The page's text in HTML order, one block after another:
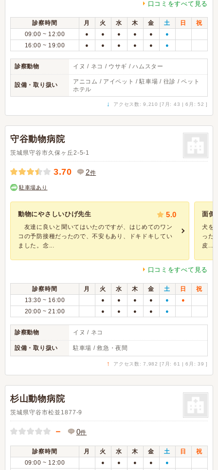
口コミをすべて見る
診察時間 月 火 水 木 金 土 日
祝
09:00 ~ 12:00
● ● ● ● ● ●
16:00 ~ 19:00 ● ● ● ● ● ●
診察動物 イヌ / ネコ / ウサギ / ハムスター
設備・取り扱い
アニコム / アイペット / 駐車場 / 往診 / ペット
ホテル
↓ アクセス数: 9,210 [7月: 43 | 6月: 52 ]
守谷動物病院
茨城県守谷市久保ヶ丘2-5-1
3.70 2件
駐車場あり
動物にやさしいひげ先生 5.0
友達に良いと聞いてはいたのですが、はじめてのワン
コの予防接種だったので、不安もあり、ドキドキしてい
ました。念...
面倒
犬を
った
皮...
口コミをすべて見る
診察時間 月 火 水 木 金 土 日
祝
13:30 ~ 16:00
● ● ● ● ● ●
20:00 ~ 21:00 ● ● ● ● ●
診察動物 イヌ / ネコ
設備・取り扱い 駐車場 / 救急・夜間
↑ アクセス数: 7,982 [7月: 61 | 6月: 39 ]
杉山動物病院
茨城県守谷市松並1877-9
－ 0件
診察時間 月 火 水 木 金 土 日
祝
09:00 ~ 12:00
● ● ● ● ●